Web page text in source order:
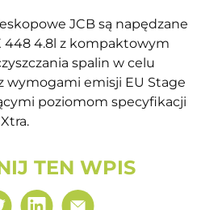
JCB są napędzane
448 4.8l z kompaktowym
spalin w celu
wymogami emisji EU Stage
poziomom specyfikacji
TEN WPIS